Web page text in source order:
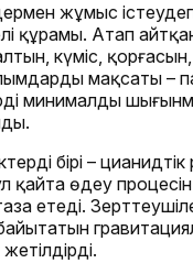
жұмыс
құрамы. Атап
күміс, қорғасын,
мақсаты –
минималды
бірі –
қайта өңдеу
етеді.